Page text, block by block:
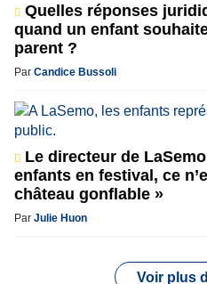
Quelles réponses
quand un enfant
parent ?
Par Candice Bussoli
Le directeur de
enfants en festival, ce
château gonflable »
Par Julie Huon
Voir plus